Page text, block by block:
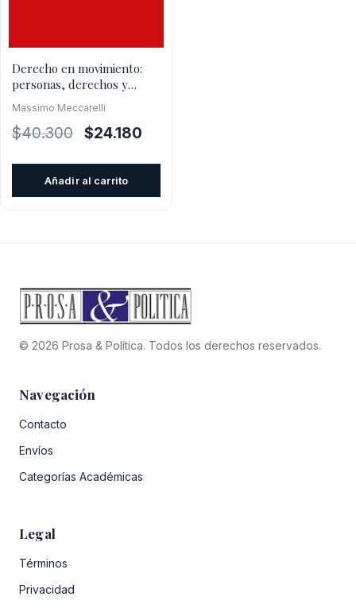
Derecho en movimiento:
personas, derechos y
global
Massimo Meccarelli
$40.300
El
$24.180
Añadir al carrito
© 2026 Prosa & Política. Todos los derechos reservados.
Navegación
Contacto
Envíos
Categorías Académicas
Legal
Términos
Privacidad